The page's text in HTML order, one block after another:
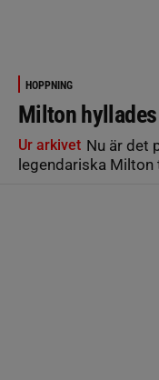
HOPPNING
Milton
Ur arkivet Nu är det
legendariska